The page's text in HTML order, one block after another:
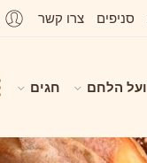
סניפים צרו קשר
הלחם חגים